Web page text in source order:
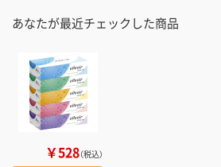
あなたが最近チェックした商品
￥528（税込）